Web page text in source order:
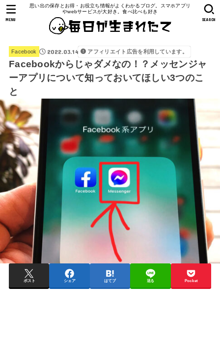
思い出の保存とお得・お役立ち情報がよくわかるブログ。スマホアプリ
やwebサービスが大好き。食べ比べも好き
SEARCH
MENU
Facebook 2022.03.14 アフィリエイト広告を利用しています。
Facebookからじゃダメなの！？メッセンジャ
ーアプリについて知っておいてほしい3つのこ
と
ポスト シェア はてブ 送る Pocket